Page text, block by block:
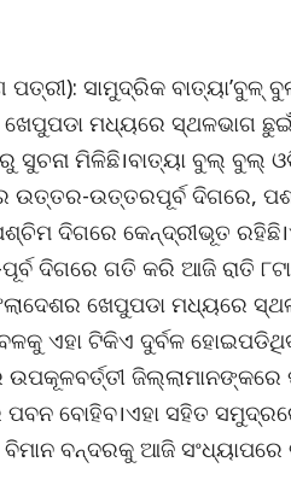
ସାମୁଦ୍ରିକ ବାତ୍ୟା’ବୁଳ୍
ଖେପୁପଡା ମଧ୍ୟରେ ସ୍ଥଳଭାଗ
ସୁଚନା ମିଳିଛି।ବାତ୍ୟା ବୁଲ୍ ବୁଲ୍
ଉତ୍ତର-ଉତ୍ତରପୂର୍ବ ଦିଗରେ,
ଦିଗରେ କେନ୍ଦ୍ରୀଭୂତ
ଦିଗରେ ଗତି କରି ଆଜି ରାତି
ଖେପୁପଡା ମଧ୍ୟରେ
ଏହା ଟିକିଏ ଦୁର୍ବଳ
ଜିଲ୍ଲାମାନଙ୍କରେ
ବୋହିବ।ଏହା ସହିତ
ବନ୍ଦରକୁ ଆଜି ସଂଧ୍ୟାପରେ